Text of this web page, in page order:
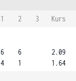
1 2 3
Kurs
6
4
6
1
2.09
1.64